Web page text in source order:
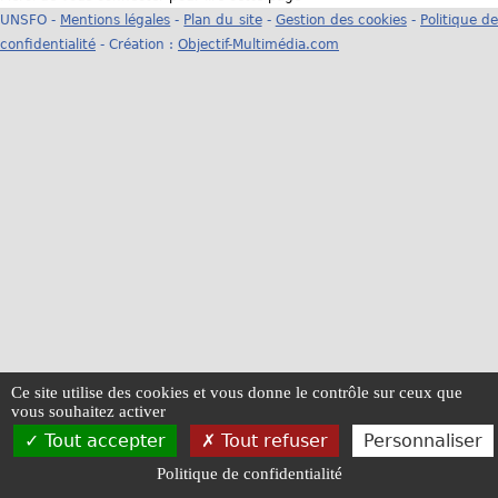
u
UNSFO - Mentions légales - Plan du site- Gestion des cookies- Politique de
confidentialité - Création : Objectif-Multimédia.com
Ce site utilise des cookies et vous donne le contrôle sur ceux que
vous souhaitez activer
Tout accepter Tout refuser Personnaliser
Politique de confidentialité